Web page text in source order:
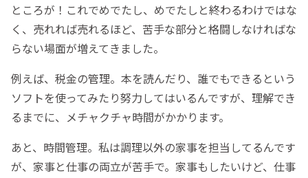
ところが！これでめでたし、めでたしと終わるわけではな
く、売れれば売れるほど、苦手な部分と格闘しなければな
らない場面が増えてきました。
例えば、税金の管理。本を読んだり、誰でもできるという
ソフトを使ってみたり努力してはいるんですが、理解でき
るまでに、メチャクチャ時間がかかります。
あと、時間管理。私は調理以外の家事を担当してるんです
が、家事と仕事の両立が苦手で。家事もしたいけど、仕事